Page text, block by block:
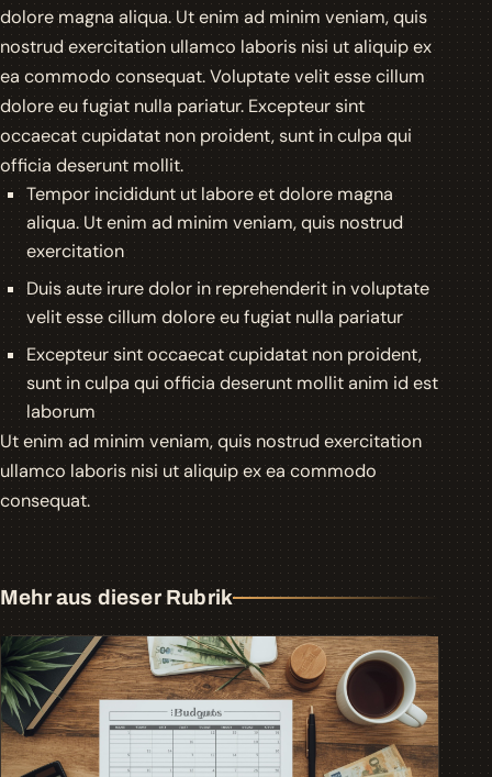
dolore magna aliqua. Ut enim ad minim veniam, quis
nostrud exercitation ullamco laboris nisi ut aliquip ex
ea commodo consequat. Voluptate velit esse cillum
dolore eu fugiat nulla pariatur. Excepteur sint
occaecat cupidatat non proident, sunt in culpa qui
officia deserunt mollit.
Tempor incididunt ut labore et dolore magna
aliqua. Ut enim ad minim veniam, quis nostrud
exercitation
Duis aute irure dolor in reprehenderit in voluptate
velit esse cillum dolore eu fugiat nulla pariatur
Excepteur sint occaecat cupidatat non proident,
sunt in culpa qui officia deserunt mollit anim id est
laborum
Ut enim ad minim veniam, quis nostrud exercitation
ullamco laboris nisi ut aliquip ex ea commodo
consequat.
Mehr aus dieser Rubrik